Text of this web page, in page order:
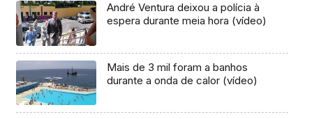
André Ventura deixou a polícia à
espera durante meia hora (vídeo)
Mais de 3 mil foram a banhos
durante a onda de calor (vídeo)